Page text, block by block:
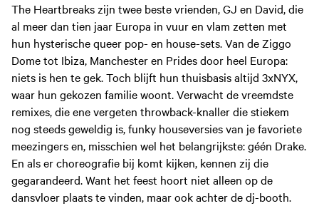
The Heartbreaks zijn twee beste vrienden, GJ en David, die
al meer dan tien jaar Europa in vuur en vlam zetten met
hun hysterische queer pop- en house-sets. Van de Ziggo
Dome tot Ibiza, Manchester en Prides door heel Europa:
niets is hen te gek. Toch blijft hun thuisbasis altijd 3xNYX,
waar hun gekozen familie woont. Verwacht de vreemdste
remixes, die ene vergeten throwback-knaller die stiekem
nog steeds geweldig is, funky houseversies van je favoriete
meezingers en, misschien wel het belangrijkste: géén Drake.
En als er choreografie bij komt kijken, kennen zij die
gegarandeerd. Want het feest hoort niet alleen op de
dansvloer plaats te vinden, maar ook achter de dj-booth.